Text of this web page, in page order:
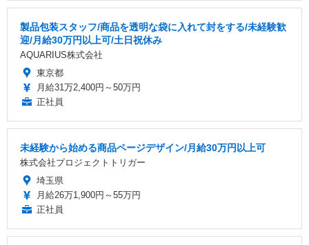
製品包装スタッフ/商品を透明な袋に入れて封をする/未経験歓
迎/月給30万円以上可/土日祝休み
AQUARIUS株式会社
東京都
月給31万2,400円～50万円
正社員
未経験から始める商品ページデザイン/月給30万円以上可
株式会社プロジェクトトリガー
埼玉県
月給26万1,900円～55万円
正社員